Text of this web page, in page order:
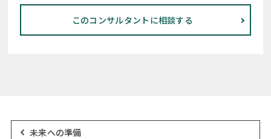
このコンサルタントに相談する
未来への準備